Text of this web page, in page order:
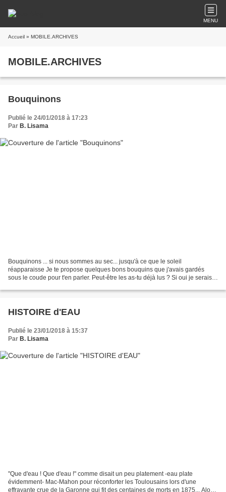
MENU
Accueil » MOBILE.ARCHIVES
MOBILE.ARCHIVES
Bouquinons
Publié le 24/01/2018 à 17:23
Par B. Lisama
Bouquinons ... si nous sommes au sec... jusqu'à ce que le soleil
réapparaisse Je te propose quelques bons bouquins que j'avais gardés
sous le coude pour t'en parler. Peut-être les as-tu déjà lus ? Si oui je serais
HISTOIRE d'EAU
Publié le 23/01/2018 à 15:37
Par B. Lisama
"Que d'eau ! Que d'eau !" comme disait un peu platement -eau plate
évidemment- Mac-Mahon pour réconforter les Toulousains lors d'une
effrayante crue de la Garonne qui fit des centaines de morts en 1875... Alors,